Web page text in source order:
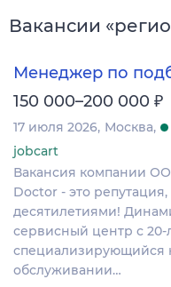
Вакансии «
Менеджер по
150 000–200 000 ₽
17 июля 2026 Москва
jobcart
Вакансия компании
Doctor - это
десятилетиями!
сервисный центр с 20-
специализирующийся
обслуживании…